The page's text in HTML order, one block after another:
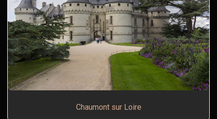
Chaumont sur Loire